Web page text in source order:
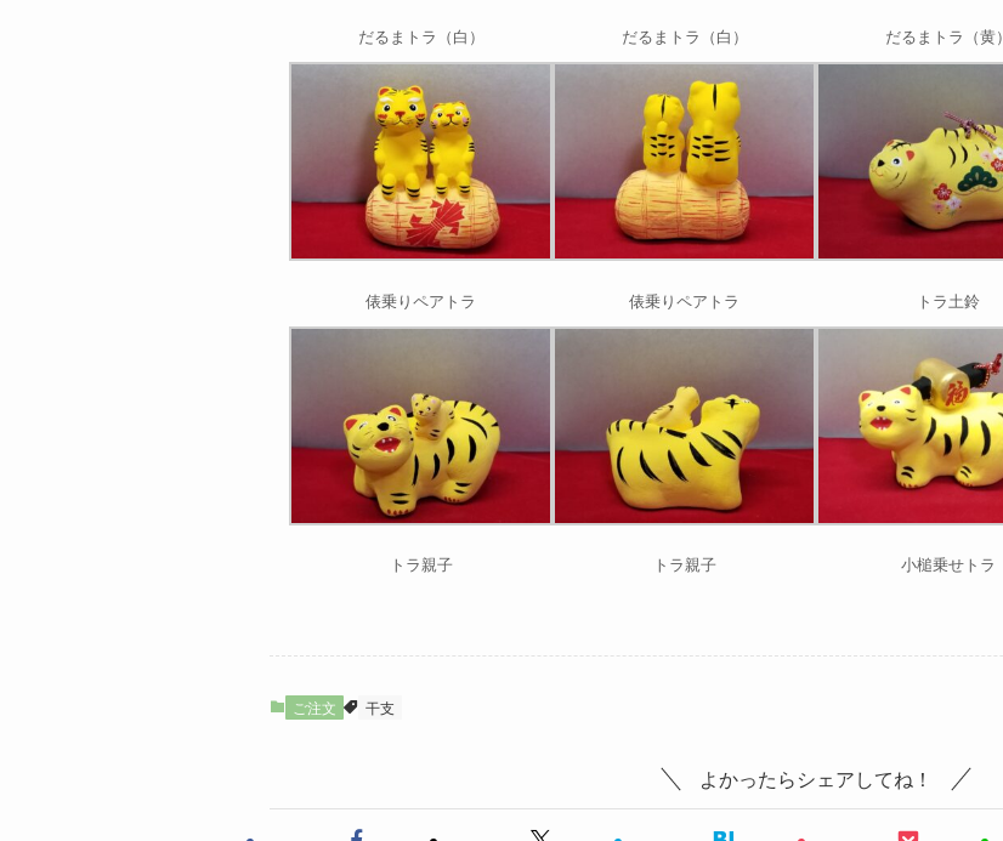
だるまトラ（白） だるまトラ（白） だるまトラ（黄）
俵乗りペアトラ 俵乗りペアトラ トラ土鈴
トラ親子 トラ親子 小槌乗せトラ
ご注文 干支
よかったらシェアしてね！